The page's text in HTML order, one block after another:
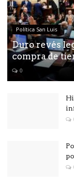
Política San Luis
Duro revés
compra de
0